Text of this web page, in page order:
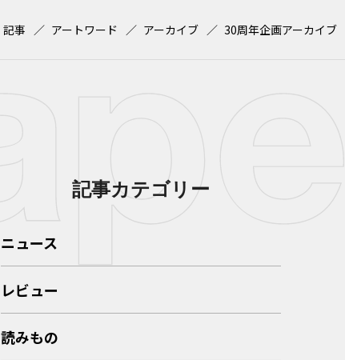
記事 アートワード アーカイブ 30周年企画アーカイブ
記事カテゴリー
ニュース
レビュー
読みもの